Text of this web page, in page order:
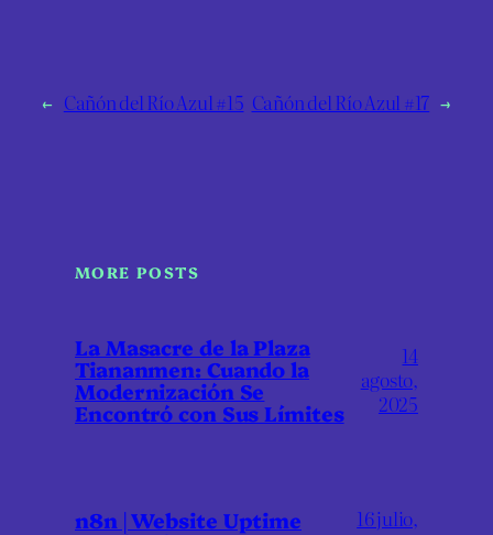
← Cañón del Río Azul #15 Cañón del Río Azul #17 →
MORE POSTS
La Masacre de la Plaza
Tiananmen: Cuando la
Modernización Se
Encontró con Sus Límites
14
agosto,
2025
n8n | Website Uptime
16 julio,